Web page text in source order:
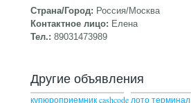
Страна/Город: Россия/Москва
Контактное лицо: Елена
Тел.:89031473989
Другие объявления
купюроприемник cashcodeлото терминал